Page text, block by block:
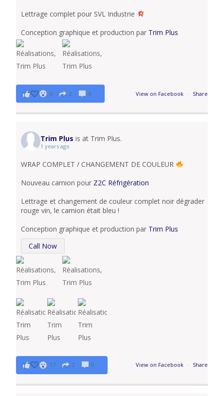
Lettrage complet pour SVL Industrie
Conception graphique et production par Trim Plus
View on Facebook · Share
6 2 0
Trim Plus is at Trim Plus.
1 years ago
WRAP COMPLET / CHANGEMENT DE COULEUR
Nouveau camion pour Z2C Réfrigération
Lettrage et changement de couleur complet noir dégrader
rouge vin, le camion était bleu !
Conception graphique et production par Trim Plus
Call Now
View on Facebook · Share
17 2 0